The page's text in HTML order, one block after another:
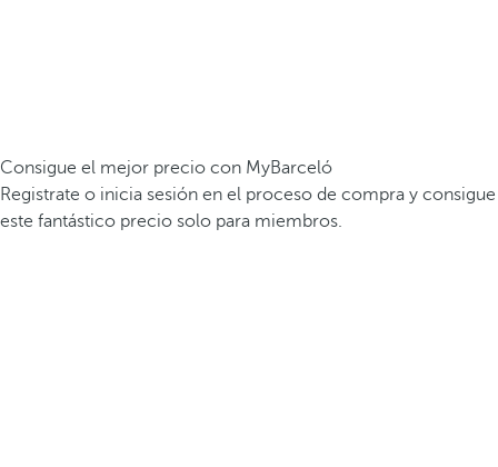
Consigue el mejor precio con MyBarceló
Registrate o inicia sesión en el proceso de compra y consigue
este fantástico precio solo para miembros.